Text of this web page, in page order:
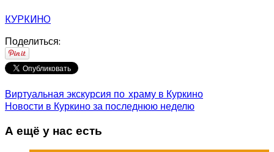
КУРКИНО
Поделиться:
Виртуальная экскурсия по храму в Куркино
Новости в Куркино за последнюю неделю
А ещё у нас есть